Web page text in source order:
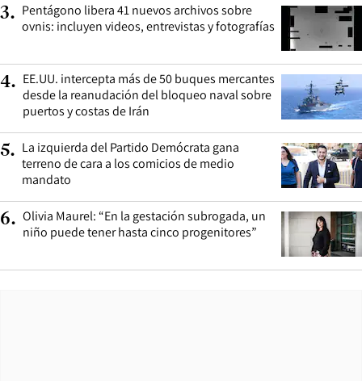
3. Pentágono libera 41 nuevos archivos sobre
ovnis: incluyen videos, entrevistas y fotografías
4. EE.UU. intercepta más de 50 buques mercantes
desde la reanudación del bloqueo naval sobre
puertos y costas de Irán
5. La izquierda del Partido Demócrata gana
terreno de cara a los comicios de medio
mandato
6. Olivia Maurel: “En la gestación subrogada, un
niño puede tener hasta cinco progenitores”